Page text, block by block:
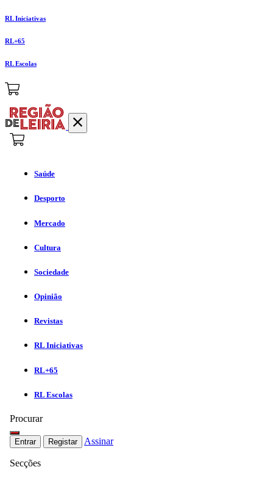
RL Iniciativas
RL+65
RL Escolas
Saúde
Desporto
Mercado
Cultura
Sociedade
Opinião
Revistas
RL Iniciativas
RL+65
RL Escolas
Procurar
Entrar Registar Assinar
Secções